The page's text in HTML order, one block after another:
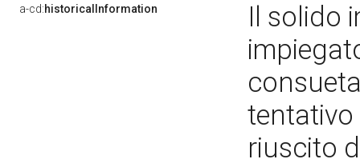
a-cd:historicalInformation
Il solido
riuscito